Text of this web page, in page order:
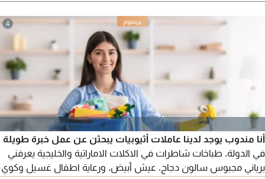
4
أنا مندوب يوجد لدينا عاملات أثيوبيات يبحثن عن عمل خبرة طويلة
في الدولة. طباخات شاطرات في الاكلات الاماراتية والخليجية يعرفني
برياني مجبوس سالون دجاج. عيش أبيض. ورعاية اطفال غسيل وكوي